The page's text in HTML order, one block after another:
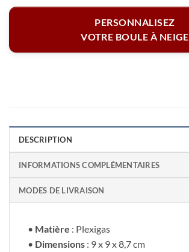
PERSONNALISEZ
VOTRE BOULE À NEIGE
DESCRIPTION
INFORMATIONS COMPLÉMENTAIRES
MODES DE LIVRAISON
• Matière : Plexigas
• Dimensions : 9 x 9 x 8,7 cm